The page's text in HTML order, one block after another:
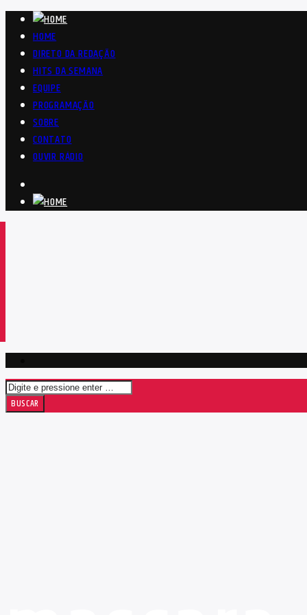
HOME
DIRETO DA REDAÇÃO
HITS DA SEMANA
EQUIPE
PROGRAMAÇÃO
SOBRE
CONTATO
OUVIR RÁDIO